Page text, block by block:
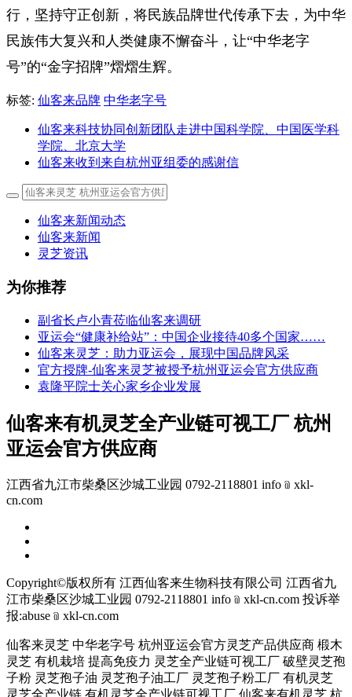
行，坚持守正创新，将民族品牌世代传承下去，为中华
民族伟大复兴和人类健康不懈奋斗，让“中华老字
号”的“金字招牌”熠熠生辉。
标签: 仙客来品牌 中华老字号
仙客来科技协同创新团队走进中国科学院、中国医学科
学院、北京大学
仙客来收到来自杭州亚组委的感谢信
仙客来新闻动态
仙客来新闻
灵芝资讯
为你推荐
副省长卢小青莅临仙客来调研
亚运会“健康补给站”：中国企业接待40多个国家……
仙客来灵芝：助力亚运会，展现中国品牌风采
官方授牌-仙客来灵芝被授予杭州亚运会官方供应商
袁隆平院士关心家乡企业发展
仙客来有机灵芝全产业链可视工厂 杭州
亚运会官方供应商
江西省九江市柴桑区沙城工业园 0792-2118801 info﹫xkl-
cn.com
Copyright©版权所有 江西仙客来生物科技有限公司 江西省九
江市柴桑区沙城工业园 0792-2118801 info﹫xkl-cn.com 投诉举
报:abuse﹫xkl-cn.com
仙客来灵芝 中华老字号 杭州亚运会官方灵芝产品供应商 椴木
灵芝 有机栽培 提高免疫力 灵芝全产业链可视工厂 破壁灵芝孢
子粉 灵芝孢子油 灵芝孢子油工厂 灵芝孢子粉工厂 有机灵芝
灵芝全产业链 有机灵芝全产业链可视工厂 仙客来有机灵芝 杭